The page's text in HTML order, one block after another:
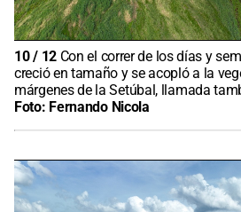
10/ 12 Con el correr de los días y
creció en tamaño y se acopló a la
márgenes de la Setúbal, llamada
Foto: Fernando Nicola